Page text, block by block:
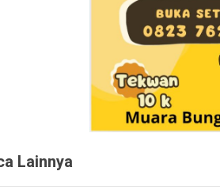
Lainnya